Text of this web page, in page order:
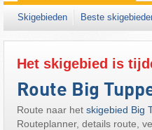
Skigebieden Beste
Het skigebied is
Route Big
Route naar het skigebied Big
Routeplanner, details route,